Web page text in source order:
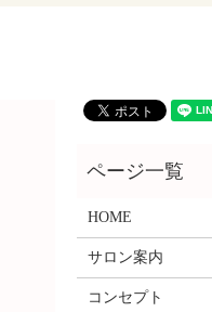
HOME
サロン案内
コンセプト